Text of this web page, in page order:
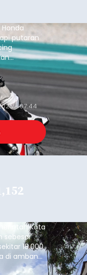
putaran
- 07:44
Kota
sebesar
18.000
di ambang
diambil